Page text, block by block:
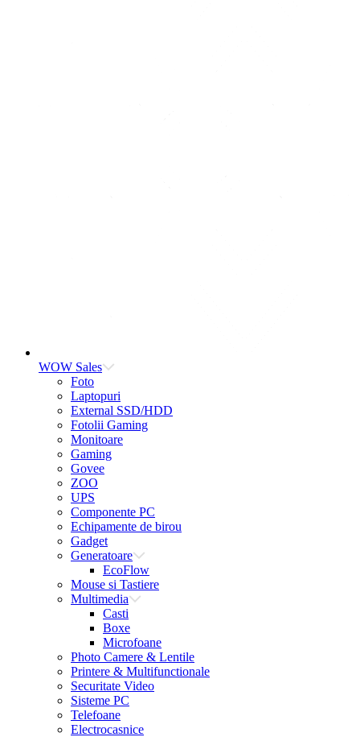
WOW Sales
Foto
Laptopuri
External SSD/HDD
Fotolii Gaming
Monitoare
Gaming
Govee
ZOO
UPS
Componente PC
Echipamente de birou
Gadget
Generatoare
EcoFlow
Mouse si Tastiere
Multimedia
Casti
Boxe
Microfoane
Photo Camere & Lentile
Printere & Multifunctionale
Securitate Video
Sisteme PC
Telefoane
Electrocasnice